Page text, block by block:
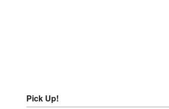
Pick Up!